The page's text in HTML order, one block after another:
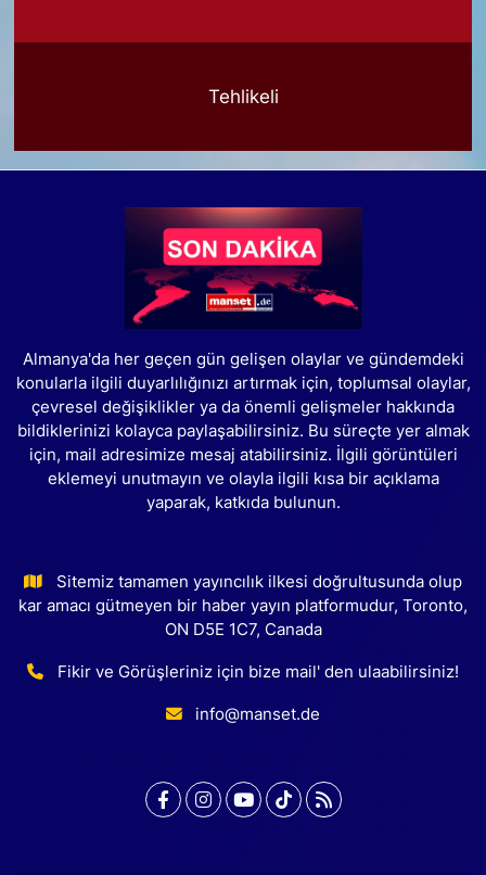
Tehlikeli
Almanya'da her geçen gün gelişen olaylar ve gündemdeki
konularla ilgili duyarlılığınızı artırmak için, toplumsal olaylar,
çevresel değişiklikler ya da önemli gelişmeler hakkında
bildiklerinizi kolayca paylaşabilirsiniz. Bu süreçte yer almak
için, mail adresimize mesaj atabilirsiniz. İlgili görüntüleri
eklemeyi unutmayın ve olayla ilgili kısa bir açıklama
yaparak, katkıda bulunun.
Sitemiz tamamen yayıncılık ilkesi doğrultusunda olup
kar amacı gütmeyen bir haber yayın platformudur, Toronto,
ON D5E 1C7, Canada
Fikir ve Görüşleriniz için bize mail' den ulaabilirsiniz!
info@manset.de